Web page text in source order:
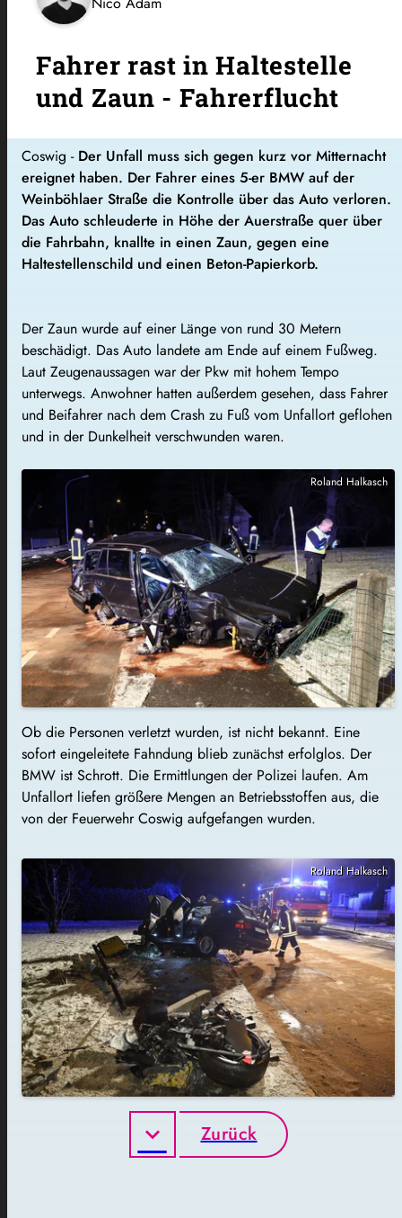
Fahrer rast in Haltestelle
und Zaun - Fahrerflucht
Coswig -Der Unfall muss sich gegen kurz vor Mitternacht
ereignet haben. Der Fahrer eines 5-er BMW auf der
Weinböhlaer Straße die Kontrolle über das Auto verloren.
Das Auto schleuderte in Höhe der Auerstraße quer über
die Fahrbahn, knallte in einen Zaun, gegen eine
Haltestellenschild und einen Beton-Papierkorb.
Der Zaun wurde auf einer Länge von rund 30 Metern
beschädigt. Das Auto landete am Ende auf einem Fußweg.
Laut Zeugenaussagen war der Pkw mit hohem Tempo
unterwegs. Anwohner hatten außerdem gesehen, dass Fahrer
und Beifahrer nach dem Crash zu Fuß vom Unfallort geflohen
und in der Dunkelheit verschwunden waren.
Roland Halkasch
Ob die Personen verletzt wurden, ist nicht bekannt. Eine
sofort eingeleitete Fahndung blieb zunächst erfolglos. Der
BMW ist Schrott. Die Ermittlungen der Polizei laufen. Am
Unfallort liefen größere Mengen an Betriebsstoffen aus, die
von der Feuerwehr Coswig aufgefangen wurden.
Roland Halkasch
Zurück